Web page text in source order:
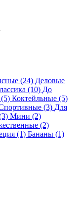
(24) Деловые
(10) До
Коктейльные (5)
(3) Для
Мини (2)
(2)
(1) Бананы (1)